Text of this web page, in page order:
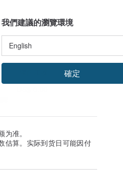
片）
准。
估算。实际到货日可能因付
我們建議的瀏覽環境
確定